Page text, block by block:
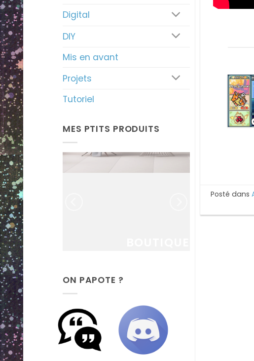
Digital
DIY
Mis en avant
Projets
Tutoriel
MES PTITS PRODUITS
!
ON PAPOTE ?
Posté dans